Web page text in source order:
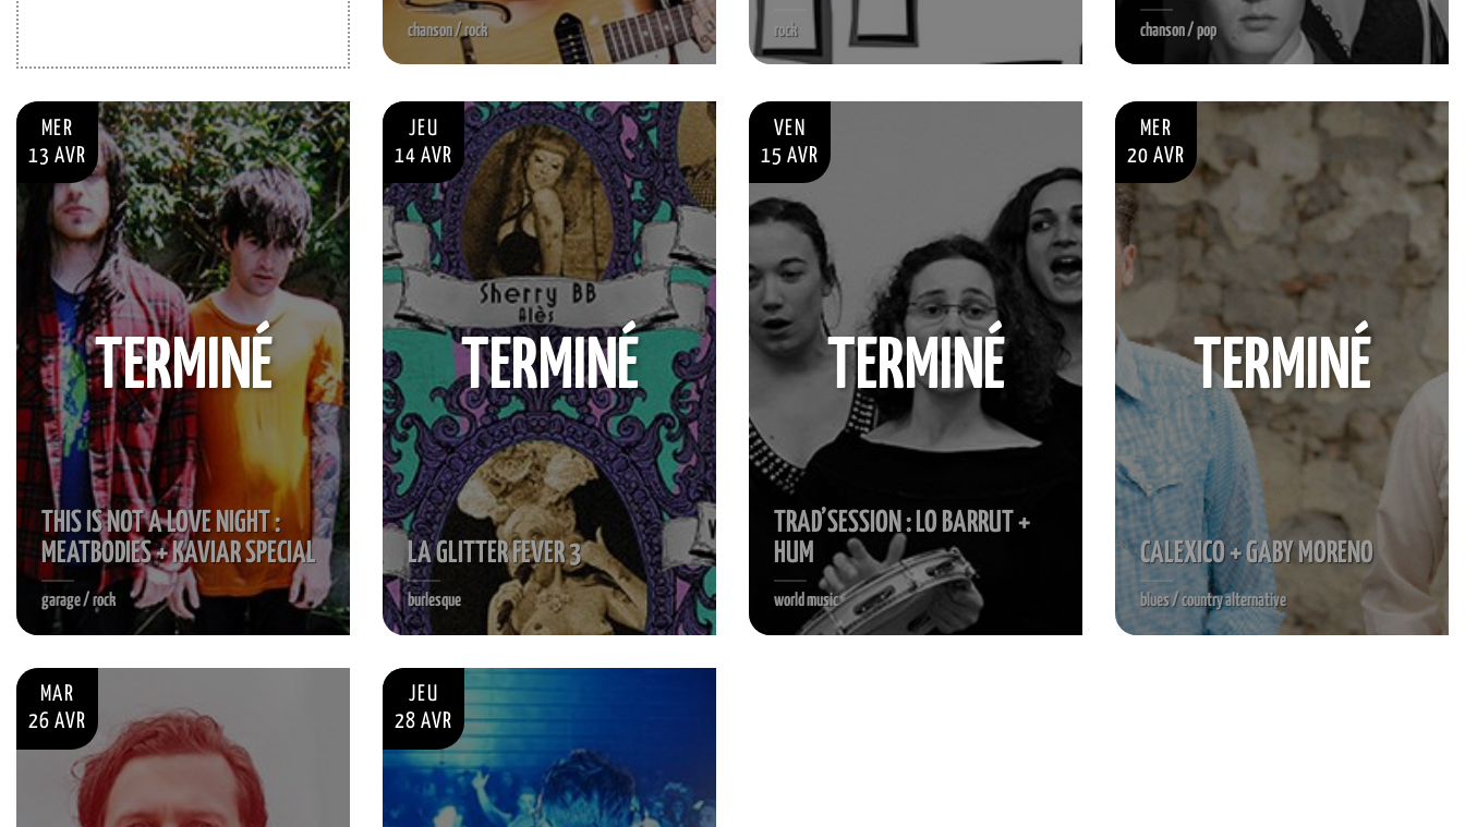
chanson / rock rock chanson / pop
MER
13 AVR
THIS IS NOT A LOVE NIGHT :
MEATBODIES + KAVIAR SPECIAL
garage / rock
TERMINÉ
JEU
14 AVR
LA GLITTER FEVER 3
burlesque
TERMINÉ
VEN
15 AVR
TRAD’SESSION : LO BARRUT +
HUM
world music
TERMINÉ
MER
20 AVR
CALEXICO + GABY MORENO
blues / country alternative
TERMINÉ
MAR
26 AVR
JEU
28 AVR